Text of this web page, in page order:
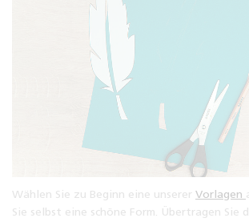
Wählen Sie zu Beginn eine unserer Vorlagen
Sie selbst eine schöne Form. Übertragen Sie